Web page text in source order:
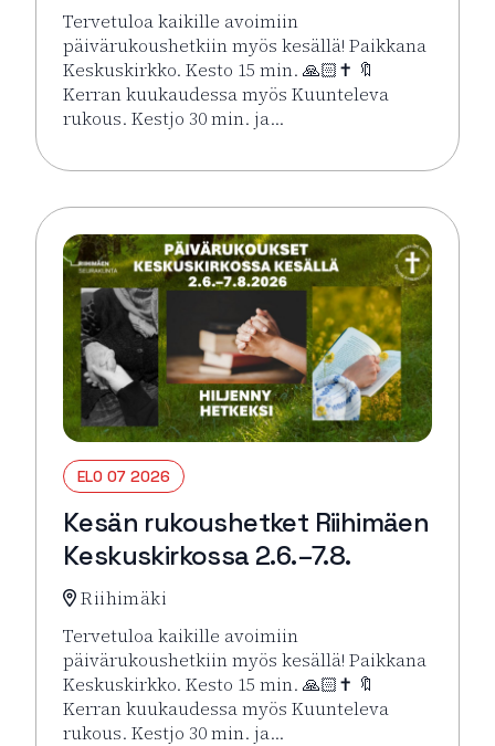
Tervetuloa kaikille avoimiin
päivärukoushetkiin myös kesällä! Paikkana
Keskuskirkko. Kesto 15 min. 🙏🏻✝️ 🔖
Kerran kuukaudessa myös Kuunteleva
rukous. Kestjo 30 min. ja…
Lue lisää tapahtumasta Kesän rukoushetket
ELO 07 2026
Kesän rukoushetket Riihimäen
Keskuskirkossa 2.6.–7.8.
Riihimäki
Tervetuloa kaikille avoimiin
päivärukoushetkiin myös kesällä! Paikkana
Keskuskirkko. Kesto 15 min. 🙏🏻✝️ 🔖
Kerran kuukaudessa myös Kuunteleva
rukous. Kestjo 30 min. ja…